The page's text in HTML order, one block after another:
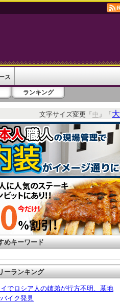
ス
ランキング
文字サイズ変更「中 」「大
めキーワード
ーランキング
でロシア人の姉弟が行方不明、墓地
イク発見